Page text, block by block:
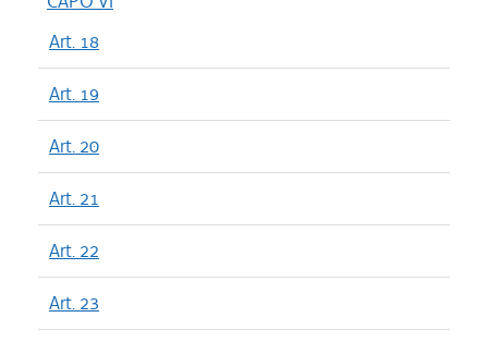
Art. 18
Art. 19
Art. 20
Art. 21
Art. 22
Art. 23